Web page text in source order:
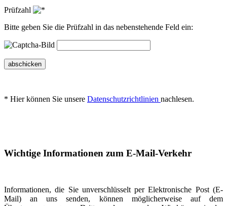
Prüfzahl
Bitte geben Sie die Prüfzahl in das nebenstehende Feld ein:
abschicken
* Hier können Sie unsere Datenschutzrichtlinien nachlesen.
Wichtige Informationen zum E-Mail-Verkehr
Informationen, die Sie unverschlüsselt per Elektronische Post (E-
Mail) an uns senden, können möglicherweise auf dem